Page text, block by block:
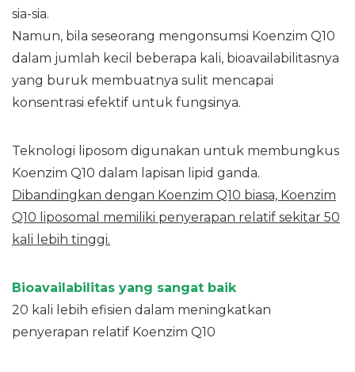
sia-sia.
Namun, bila seseorang mengonsumsi Koenzim Q10
dalam jumlah kecil beberapa kali, bioavailabilitasnya
yang buruk membuatnya sulit mencapai
konsentrasi efektif untuk fungsinya.
Teknologi liposom digunakan untuk membungkus
Koenzim Q10 dalam lapisan lipid ganda.
Dibandingkan dengan Koenzim Q10 biasa, Koenzim
Q10 liposomal memiliki penyerapan relatif sekitar 50
kali lebih tinggi.
Bioavailabilitas yang sangat baik
20 kali lebih efisien dalam meningkatkan
penyerapan relatif Koenzim Q10